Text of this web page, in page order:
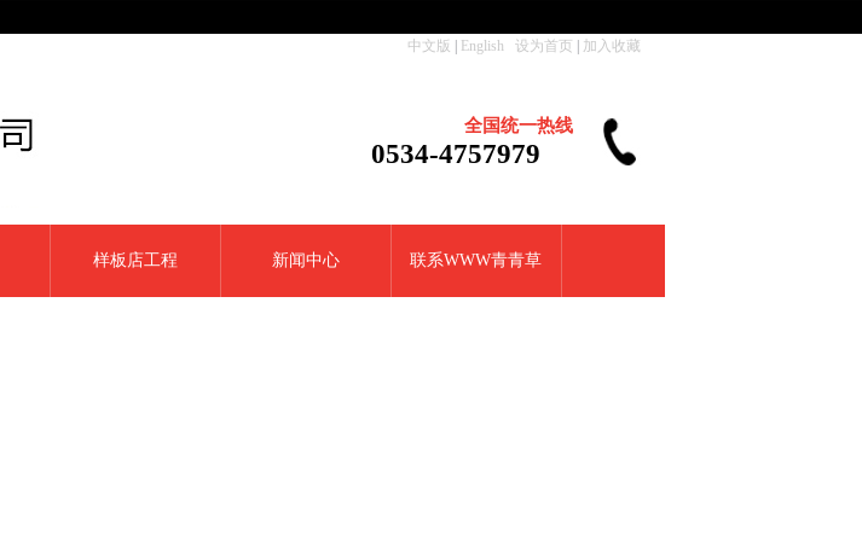
设为首页
加入收藏
中文版 English
全国统一热线
0534-4757979
样板店工程 新闻中心 联系WWW青青草